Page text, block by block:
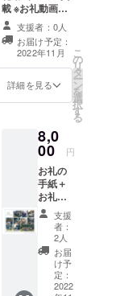
が夢見た秘
密基地の空
間を演出す
るツリーハ
ウスの魅力
に惹かれた
で TMP から
派生した
「学生団体
Clown」 が
結成されま
した。
(活動拠点：
立命館大学
びわこ・草
遠慮くださ
い。）
載 ※お礼動画と
は…mp4形式の
動画をメールに
て送付させてい
ただきます。お
持ちのPC・タブ
レット端末でご
はご遠慮くださ
HP・団体
Instagram・団
体Twitterにてご
協力者様のお名
前を掲載いたし
ます。 掲載をご
希望の方は備考
欄にお名前のご
記入お願いいた
します。ニック
支援者：0人
お届け予定：
2022年11月
詳細を見る
こ
の
リ
タ
ー
ン
を
選
択
す
る
8,0
00 円
お礼の
手紙＋
お礼動
画＋
SNS掲
載＋
【フォ
トカー
ド、ポ
スト
支援
者：
2人
お届
け予
定：
2022